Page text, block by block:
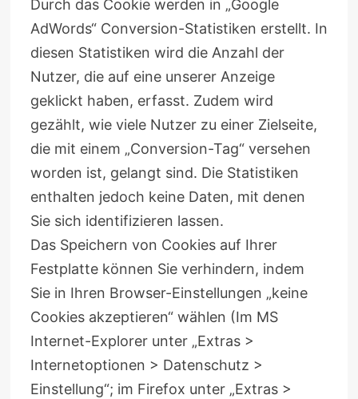
Durch das Cookie werden in „Google
AdWords“ Conversion-Statistiken erstellt. In
diesen Statistiken wird die Anzahl der
Nutzer, die auf eine unserer Anzeige
geklickt haben, erfasst. Zudem wird
gezählt, wie viele Nutzer zu einer Zielseite,
die mit einem „Conversion-Tag“ versehen
worden ist, gelangt sind. Die Statistiken
enthalten jedoch keine Daten, mit denen
Sie sich identifizieren lassen.
Das Speichern von Cookies auf Ihrer
Festplatte können Sie verhindern, indem
Sie in Ihren Browser-Einstellungen „keine
Cookies akzeptieren“ wählen (Im MS
Internet-Explorer unter „Extras >
Internetoptionen > Datenschutz >
Einstellung“; im Firefox unter „Extras >